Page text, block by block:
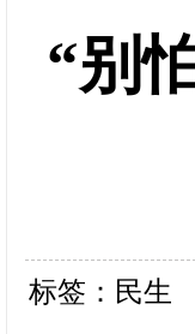
“别
标签：民生